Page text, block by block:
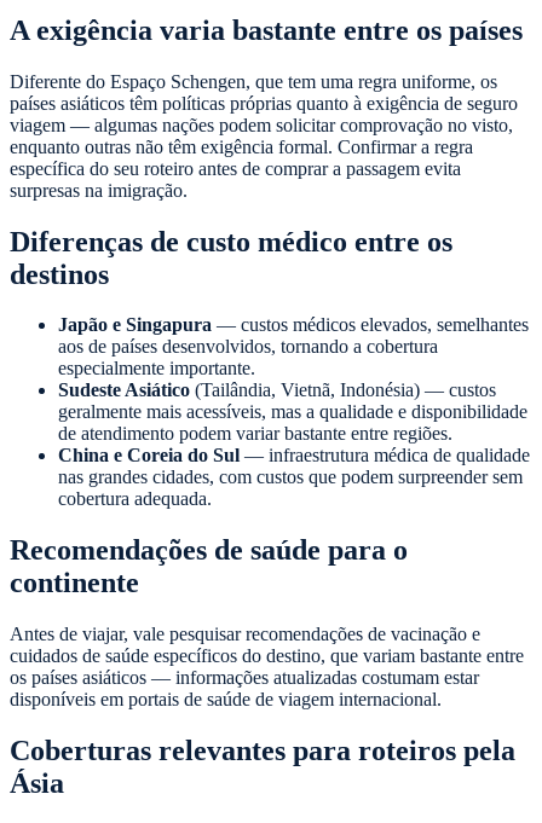
A exigência varia bastante entre os países
Diferente do Espaço Schengen, que tem uma regra uniforme, os
países asiáticos têm políticas próprias quanto à exigência de seguro
viagem — algumas nações podem solicitar comprovação no visto,
enquanto outras não têm exigência formal. Confirmar a regra
específica do seu roteiro antes de comprar a passagem evita
surpresas na imigração.
Diferenças de custo médico entre os
destinos
Japão e Singapura — custos médicos elevados, semelhantes
aos de países desenvolvidos, tornando a cobertura
especialmente importante.
Sudeste Asiático (Tailândia, Vietnã, Indonésia) — custos
geralmente mais acessíveis, mas a qualidade e disponibilidade
de atendimento podem variar bastante entre regiões.
China e Coreia do Sul — infraestrutura médica de qualidade
nas grandes cidades, com custos que podem surpreender sem
cobertura adequada.
Recomendações de saúde para o
continente
Antes de viajar, vale pesquisar recomendações de vacinação e
cuidados de saúde específicos do destino, que variam bastante entre
os países asiáticos — informações atualizadas costumam estar
disponíveis em portais de saúde de viagem internacional.
Coberturas relevantes para roteiros pela
Ásia